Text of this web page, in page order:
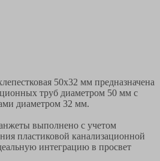
50х32 мм предназначена
труб диаметром 50 мм с
диаметром 32 мм.
выполнено с учетом
пластиковой канализационной
интеграцию в просвет